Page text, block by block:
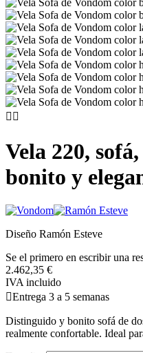
 
Vela 220,
bonito y
Diseño Ramón Esteve
Se el primero en escribir una
2.462,35 €
IVA incluido
Entrega 3 a 5 semanas
Distinguido y bonito sofá de
realmente confortable. Ideal